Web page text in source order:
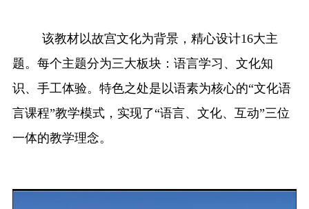
该教材以故宫文化为背景，精心设计16大主
题。每个主题分为三大板块：语言学习、文化知
识、手工体验。特色之处是以语素为核心的“文化语
言课程”教学模式，实现了“语言、文化、互动”三位
一体的教学理念。